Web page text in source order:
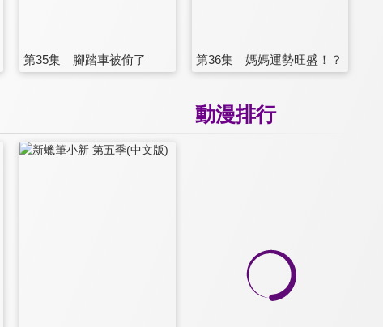
第35集 腳踏車被偷了 第36集 媽媽運勢旺盛！？
動漫排行